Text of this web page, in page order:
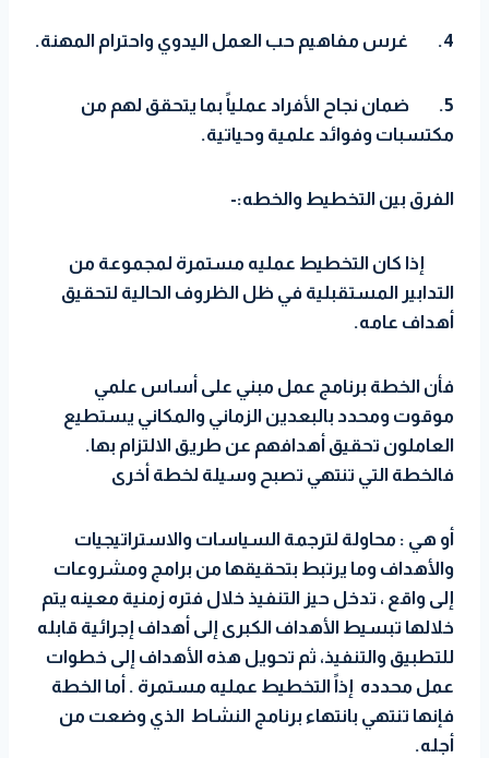
4. غرس مفاهيم حب العمل اليدوي واحترام المهنة.
5.
ضمان نجاح الأفراد عملياً بما يتحقق لهم من
مكتسبات وفوائد علمية وحياتية.
الفرق بين التخطيط والخطه:-
إذا كان التخطيط عمليه مستمرة لمجموعة من
التدابير المستقبلية في ظل الظروف الحالية لتحقيق
أهداف عامه.
فأن الخطة برنامج عمل مبني على أساس علمي
موقوت ومحدد بالبعدين الزماني والمكاني يستطيع
العاملون تحقيق أهدافهم عن طريق الالتزام بها.
فالخطة التي تنتهي تصبح وسيلة لخطة أخرى
أو هي : محاولة لترجمة السياسات والاستراتيجيات
والأهداف وما يرتبط بتحقيقها من برامج ومشروعات
إلى واقع ، تدخل حيز التنفيذ خلال فتره زمنية معينه يتم
خلالها تبسيط الأهداف الكبرى إلى أهداف إجرائية قابله
للتطبيق والتنفيذ، ثم تحويل هذه الأهداف إلى خطوات
عمل محدده إذاً التخطيط عمليه مستمرة . أما الخطة
فإنها تنتهي بانتهاء برنامج النشاط الذي وضعت من
أجله.